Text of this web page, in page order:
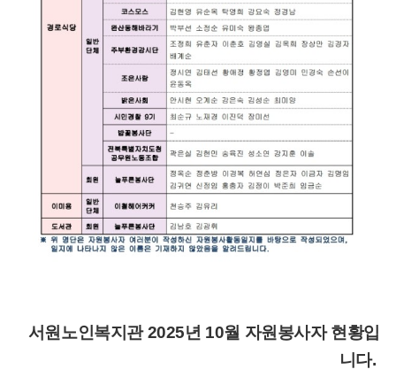
서원노인복지관 2025년 10월 자원봉사자 현황입
니다.